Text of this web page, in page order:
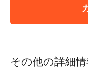
その他の詳細情